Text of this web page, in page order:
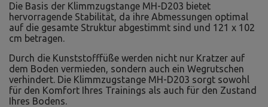
Die Basis der Klimmzugstange MH-D203 bietet
hervorragende Stabilität, da ihre Abmessungen optimal
auf die gesamte Struktur abgestimmt sind und 121 x 102
cm betragen.
Durch die Kunststofffüße werden nicht nur Kratzer auf
dem Boden vermieden, sondern auch ein Wegrutschen
verhindert. Die Klimmzugstange MH-D203 sorgt sowohl
für den Komfort Ihres Trainings als auch für den Zustand
Ihres Bodens.